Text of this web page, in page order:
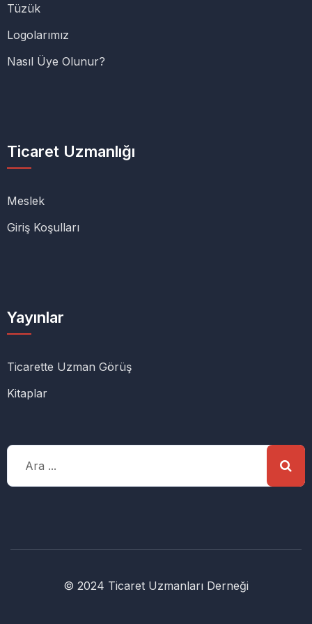
Tüzük
Logolarımız
Nasıl Üye Olunur?
Ticaret Uzmanlığı
Meslek
Giriş Koşulları
Yayınlar
Ticarette Uzman Görüş
Kitaplar
© 2024 Ticaret Uzmanları Derneği